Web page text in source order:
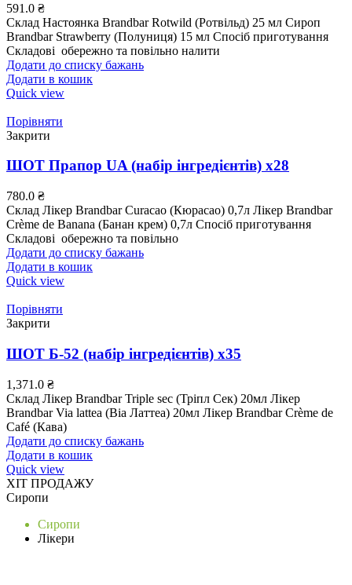
591.0 ₴
Склад Настоянка Brandbar Rotwild (Ротвільд) 25 мл Сироп
Brandbar Strawberry (Полуниця) 15 мл Споciб приготування
Складовi обережно та повiльно нaлити
Додати до списку бажань
Додати в кошик
Quick view
Порівняти
Закрити
ШОТ Прапор UA (набір інгредієнтів) х28
780.0 ₴
Склад Лікер Brandbar Curacao (Кюрасао) 0,7л Лікер Brandbar
Crème de Banana (Банан крем) 0,7л Споciб приготування
Складовi обережно та повiльно
Додати до списку бажань
Додати в кошик
Quick view
Порівняти
Закрити
ШОТ Б-52 (набір інгредієнтів) х35
1,371.0 ₴
Склад Лікер Brandbar Triple sec (Тріпл Сек) 20мл Лікер
Brandbar Via lattea (Віа Латтеа) 20мл Лікер Brandbar Crème de
Café (Кава)
Додати до списку бажань
Додати в кошик
Quick view
ХІТ ПРОДАЖУ
Сиропи
Сиропи
Лікери